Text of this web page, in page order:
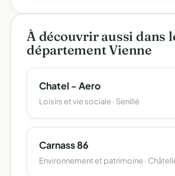
À découvrir aussi dans
département Vienne
Chatel - Aero
Loisirs et vie sociale · Senillé
Carnass 86
Environnement et patrimoine ·